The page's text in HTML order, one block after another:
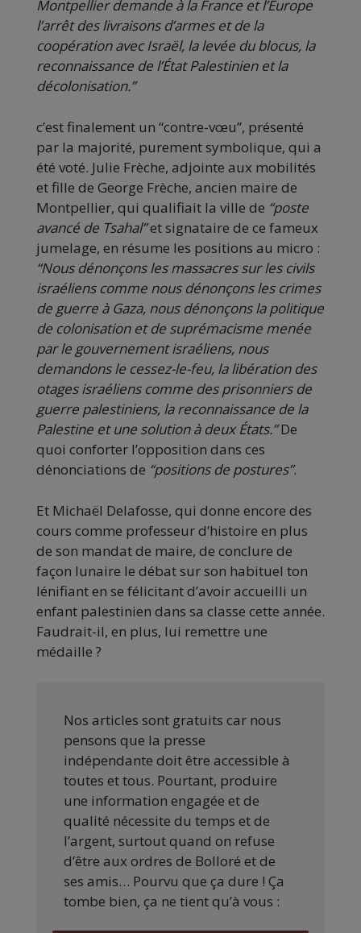
Montpellier demande à la France et l’Europe
l’arrêt des livraisons d’armes et de la
coopération avec Israël, la levée du blocus, la
reconnaissance de l’État Palestinien et la
décolonisation.”
c’est finalement un “contre-vœu”, présenté
par la majorité, purement symbolique, qui a
été voté. Julie Frèche, adjointe aux mobilités
et fille de George Frèche, ancien maire de
Montpellier, qui qualifiait la ville de “poste
avancé de Tsahal”et signataire de ce fameux
jumelage, en résume les positions au micro :
“Nous dénonçons les massacres sur les civils
israéliens comme nous dénonçons les crimes
de guerre à Gaza, nous dénonçons la politique
de colonisation et de suprémacisme menée
par le gouvernement israéliens, nous
demandons le cessez-le-feu, la libération des
otages israéliens comme des prisonniers de
guerre palestiniens, la reconnaissance de la
Palestine et une solution à deux États.”De
quoi conforter l’opposition dans ces
dénonciations de “positions de postures”.
Et Michaël Delafosse, qui donne encore des
cours comme professeur d’histoire en plus
de son mandat de maire, de conclure de
façon lunaire le débat sur son habituel ton
lénifiant en se félicitant d’avoir accueilli un
enfant palestinien dans sa classe cette année.
Faudrait-il, en plus, lui remettre une
médaille ?
Nos articles sont gratuits car nous
pensons que la presse
indépendante doit être accessible à
toutes et tous. Pourtant, produire
une information engagée et de
qualité nécessite du temps et de
l’argent, surtout quand on refuse
d’être aux ordres de Bolloré et de
ses amis… Pourvu que ça dure ! Ça
tombe bien, ça ne tient qu’à vous :